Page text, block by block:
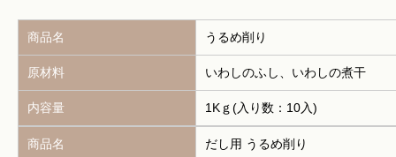
商品名 うるめ削り
原材料 いわしのふし、いわしの煮干
内容量 1Kｇ(入り数：10入)
商品名 だし用 うるめ削り